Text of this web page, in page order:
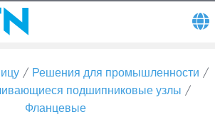
Решения для промышленности
подшипниковые узлы
Фланцевые